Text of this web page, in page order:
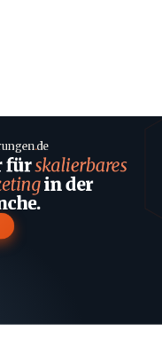
.de
fürskalierbares
in der